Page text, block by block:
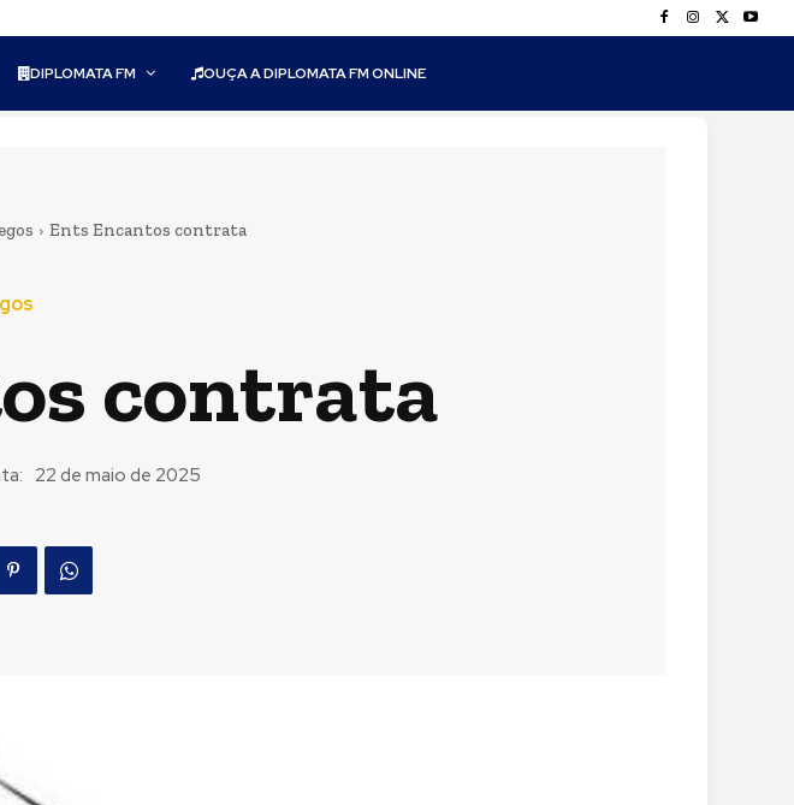
DIPLOMATA FM OUÇA A DIPLOMATA FM ONLINE
Ents Encantos contrata
contrata
22 de maio de 2025